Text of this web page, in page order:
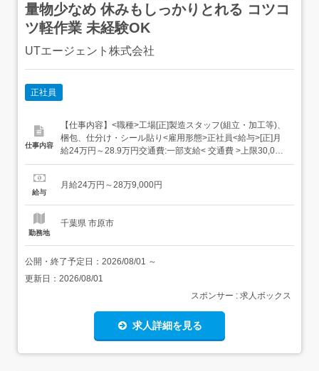
量物少なめ 休みもしっかりとれる コツコ
ツ軽作業 未経験OK
UTエージェント株式会社
正社員
仕事内容
【仕事内容】<職種>工場[正]製造スタッフ(組立・加工等)、
梱包、仕分け・シール貼り<雇用形態>正社員<給与>[正]月
給24万円～28.9万円交通費:一部支給< 交通費 >上限30,000
円まで支給 会社規定有り< その他手当など >残業手当:全額
象日払い制度スタート 給与受取日を「選べる」!...
給与
月給24万円～28万9,000円
勤務地
千葉県 市原市
公開・終了予定日： 2026/08/01 ～
更新日： 2026/08/01
スポンサー : 求人ボックス
求人詳細を見る